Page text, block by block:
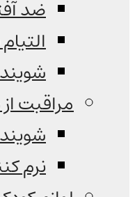
ضد
مراقبت
نرم